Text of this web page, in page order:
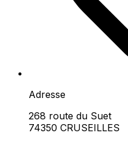
Adresse
268 route du Suet
74350 CRUSEILLES